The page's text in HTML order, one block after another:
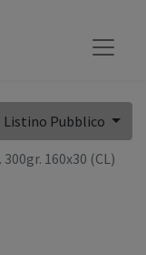
Listino Pubblico
300gr. 160x30 (CL)